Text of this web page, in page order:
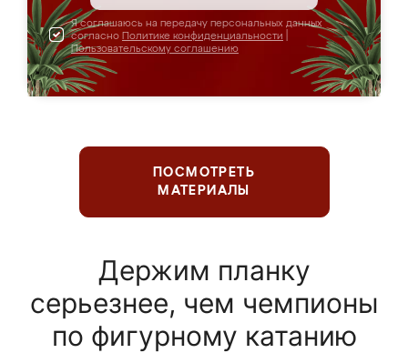
Я соглашаюсь на передачу персональных данных
согласно Политике конфиденциальности
Пользовательскому соглашению
ПОСМОТРЕТЬ
МАТЕРИАЛЫ
Держим планку
серьезнее, чем чемпионы
по фигурному катанию